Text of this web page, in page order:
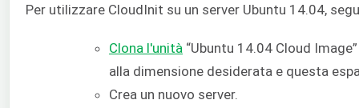
Per utilizzare CloudInit su un server Ubuntu 14.04,
Clona l'unità “Ubuntu 14.04 Cloud
alla dimensione desiderata e questa
Crea un nuovo server.